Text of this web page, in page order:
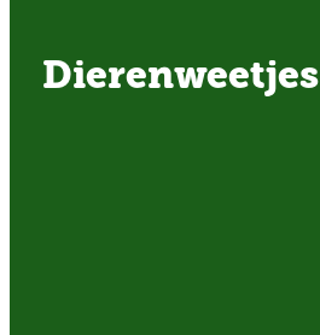
Dierenweetjes